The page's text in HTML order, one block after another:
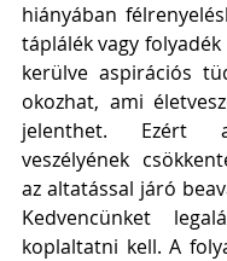
hiányában
táplálék vagy
kerülve aspirációs
okozhat, ami
jelenthet. Ezért
veszélyének
az altatással járó
Kedvencünket
koplaltatni kell. A